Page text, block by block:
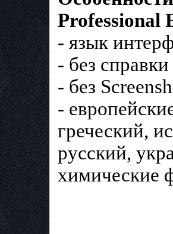
- язык
- без
- без
-
греческий,
русский,
химические